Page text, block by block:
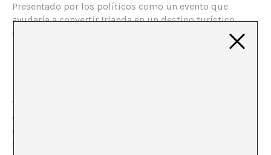
Presentado por los políticos como un evento que
ayudaría a convertir Irlanda en un destino turístico
cultural, la propuesta ofrecía propuestas de unos 150
participantes en siete localizaciones de la ciudad de
Dublin.
Toda crónica de una bienal de arte se mueve por un
canon de contenidos ya marcados de antemano, por lo
que constituye un género propio de la escritura de arte.
Se supone que el cronista empezará con el contexto de